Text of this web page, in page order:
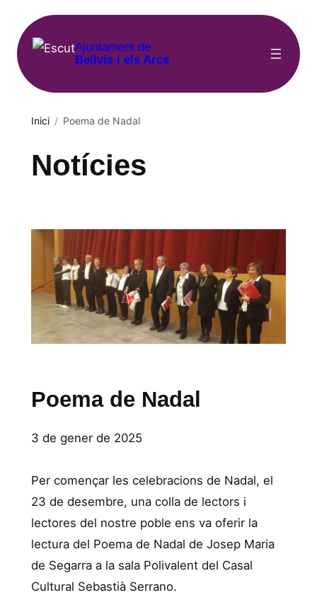
contingut
Ajuntament de
Bellvís i els Arcs
Inici / Poema de Nadal
Notícies
Poema de Nadal
3 de gener de 2025
Per començar les celebracions de Nadal, el
23 de desembre, una colla de lectors i
lectores del nostre poble ens va oferir la
lectura del Poema de Nadal de Josep Maria
de Segarra a la sala Polivalent del Casal
Cultural Sebastià Serrano.